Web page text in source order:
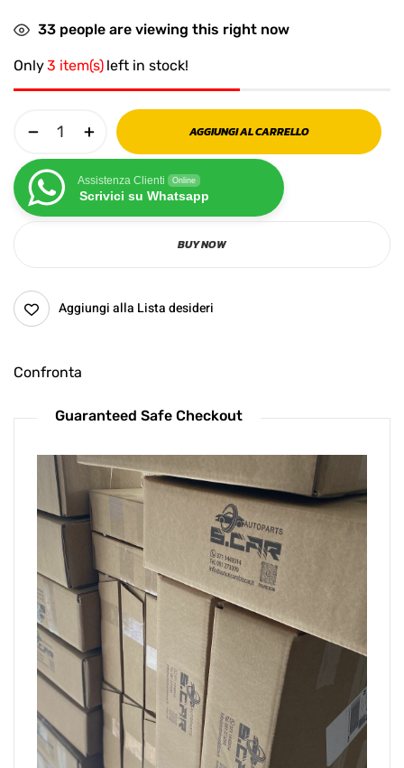
33 people are viewing this right now
Only3 item(s) left in stock!
AGGIUNGI AL CARRELLO
Assistenza Clienti Online
Scrivici su Whatsapp
BUY NOW
Aggiungi alla Lista desideri
Confronta
Guaranteed Safe Checkout